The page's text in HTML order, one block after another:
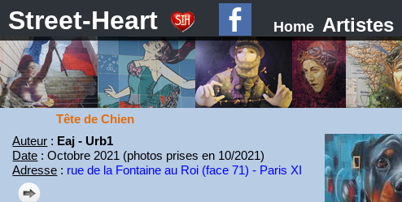
Street-Heart Home Artistes
Tête de Chien
Auteur : Eaj - Urb1
Date : Octobre 2021 (photos prises en 10/2021)
Adresse : rue de la Fontaine au Roi (face 71) - Paris XI